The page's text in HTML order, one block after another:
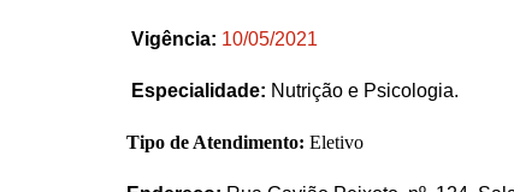
Vigência: 10/05/2021
Especialidade: Nutrição e Psicologia.
Tipo de Atendimento: Eletivo